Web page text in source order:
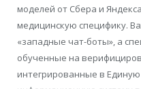
моделей от Сбера и
медицинскую специфику.
«западные чат-боты», а
обученные на
интегрированные в